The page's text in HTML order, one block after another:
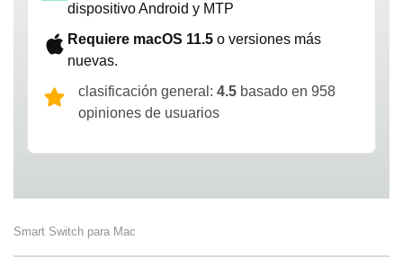
dispositivo Android y MTP
Requiere macOS 11.5 o versiones más
nuevas.
clasificación general: 4.5 basado en 958
opiniones de usuarios
Smart Switch para Mac